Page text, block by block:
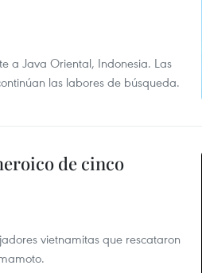
a Java Oriental, Indonesia. Las
las labores de búsqueda.
de cinco
vietnamitas que rescataron